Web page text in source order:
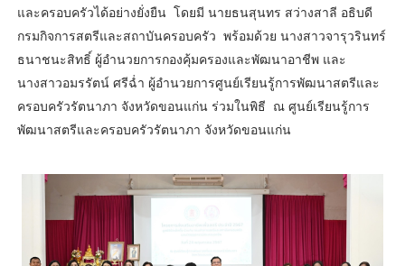
และครอบครัวได้อย่างยั่งยืน โดยมี นายธนสุนทร สว่างสาลี อธิบดี
กรมกิจการสตรีและสถาบันครอบครัว พร้อมด้วย นางสาวจารุวรินทร์
ธนาชนะสิทธิ์ ผู้อำนวยการกองคุ้มครองและพัฒนาอาชีพ และ
นางสาวอมรรัตน์ ศรีฉ่ำ ผู้อำนวยการศูนย์เรียนรู้การพัฒนาสตรีและ
ครอบครัวรัตนาภา จังหวัดขอนแก่น ร่วมในพิธี ณ ศูนย์เรียนรู้การ
พัฒนาสตรีและครอบครัวรัตนาภา จังหวัดขอนแก่น